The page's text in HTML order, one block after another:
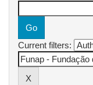
Current filters: